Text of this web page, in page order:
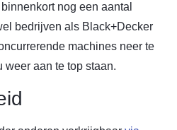
nog een aantal
bedrijven als Black+Decker
machines neer te
weer aan te top staan.